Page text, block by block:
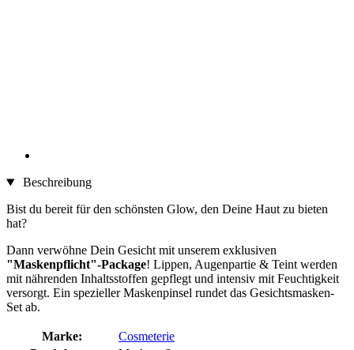
Beschreibung
Bist du bereit für den schönsten Glow, den Deine Haut zu bieten
hat?
Dann verwöhne Dein Gesicht mit unserem exklusiven
"Maskenpflicht"-Package! Lippen, Augenpartie & Teint werden
mit nährenden Inhaltsstoffen gepflegt und intensiv mit Feuchtigkeit
versorgt. Ein spezieller Maskenpinsel rundet das Gesichtsmasken-
Set ab.
Marke:
Cosmeterie